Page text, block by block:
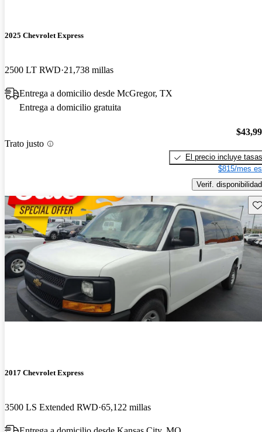
2025 Chevrolet Express
2500 LT RWD 21,738 millas
Entrega a domicilio desde McGregor, TX
Entrega a domicilio gratuita
Trato justo
El precio incluye tasas
$815/mes
Verif. disponibilidad
2017 Chevrolet Express
3500 LS Extended RWD 65,122 millas